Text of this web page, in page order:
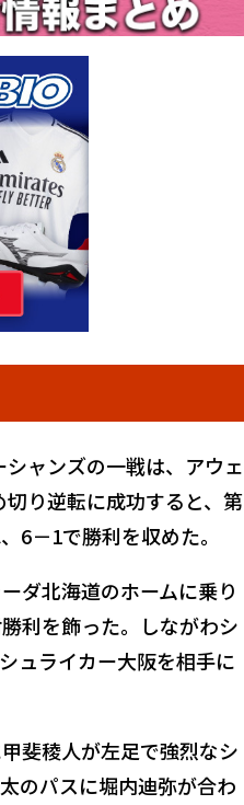
ャンズの一戦は、アウェ
り逆転に成功すると、第
6－1で勝利を収めた。
ダ北海道のホームに乗り
利を飾った。しながわシ
ュライカー大阪を相手に
斐稜人が左足で強烈なシ
のパスに堀内迪弥が合わ